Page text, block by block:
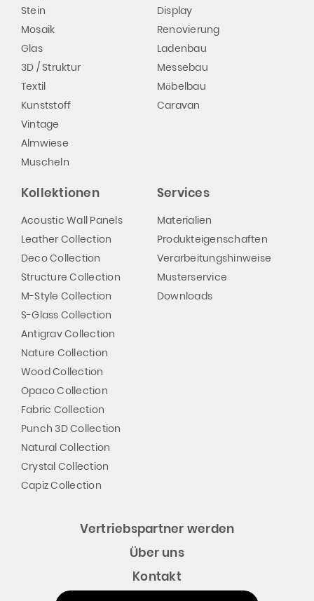
Stein
Mosaik
Glas
3D / Struktur
Textil
Kunststoff
Vintage
Almwiese
Muscheln
Display
Renovierung
Ladenbau
Messebau
Möbelbau
Caravan
Kollektionen
Acoustic Wall Panels
Leather Collection
Deco Collection
Structure Collection
M-Style Collection
S-Glass Collection
Antigrav Collection
Nature Collection
Wood Collection
Opaco Collection
Fabric Collection
Punch 3D Collection
Natural Collection
Crystal Collection
Capiz Collection
Services
Materialien
Produkteigenschaften
Verarbeitungshinweise
Musterservice
Downloads
Vertriebspartner werden
Über uns
Kontakt